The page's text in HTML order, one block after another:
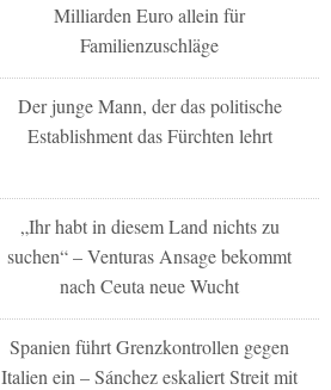
Milliarden Euro allein für
Familienzuschläge
Der junge Mann, der das politische
Establishment das Fürchten lehrt
„Ihr habt in diesem Land nichts zu
suchen“ – Venturas Ansage bekommt
nach Ceuta neue Wucht
Spanien führt Grenzkontrollen gegen
Italien ein – Sánchez eskaliert Streit mit